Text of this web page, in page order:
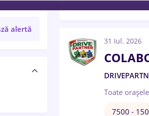
alertă
31 Iul. 2026
Toate oraşele
7500 -